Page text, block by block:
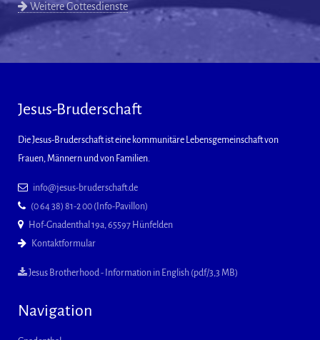
Weitere Gottesdienste
Jesus-Bruderschaft
Die Jesus-Bruderschaft ist eine kommunitäre Lebensgemeinschaft von
Frauen, Männern und von Familien.
info@jesus-bruderschaft.de
(0 64 38) 81-2 00 (Info-Pavillon)
Hof-Gnadenthal 19a, 65597 Hünfelden
Kontaktformular
Jesus Brotherhood - Information in English (pdf/3,3 MB)
Navigation